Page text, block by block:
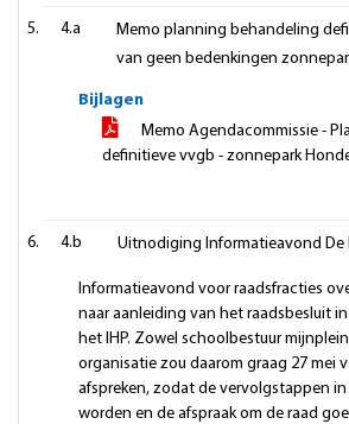
4.a
Memo planning behandeling
van geen bedenkingen
Bijlagen
Memo Agendacommissie -
definitieve vvgb - zonnepark
4.b Uitnodiging Informatieavond De
Informatieavond voor raadsfracties
naar aanleiding van het raadsbesluit
het IHP. Zowel schoolbestuur
organisatie zou daarom graag 27 mei
afspreken, zodat de vervolgstappen
worden en de afspraak om de raad